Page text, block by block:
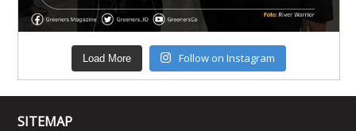
Load More Follow on Instagram
SITEMAP